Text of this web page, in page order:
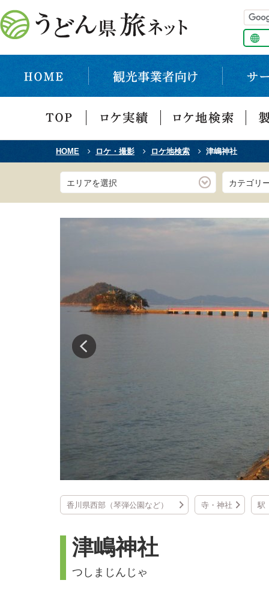
HOME ロケ・撮影 ロケ地検索 津嶋神社
エリアを選択 カテゴリ
香川県西部（琴弾公園など） 寺・神社 駅
津嶋神社
つしまじんじゃ